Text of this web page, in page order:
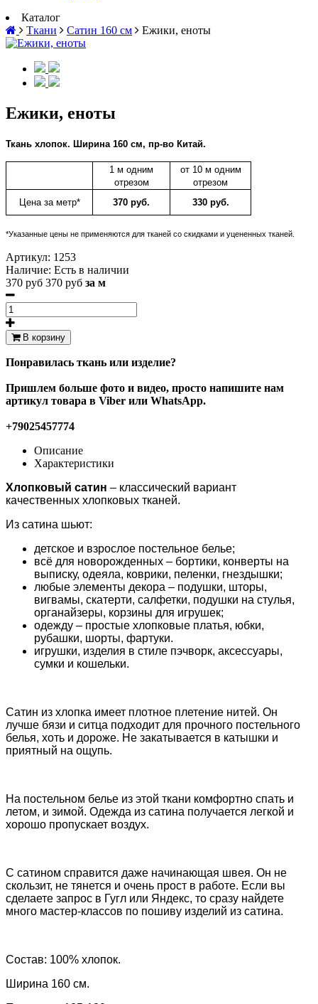
Каталог
Ткани
Сатин 160 см Ежики, еноты
Ежики, еноты
Ткань хлопок. Ширина 160 см, пр-во Китай.
1 м одним
отрезом
от 10 м одним
отрезом
Цена за метр*
370 руб. 330 руб.
*Указанные цены не применяются для тканей со скидками и уцененных тканей.
Артикул: 1253
Наличие: Есть в наличии
370 руб 370 руб за м
В корзину
Понравилась ткань или изделие?
Пришлем больше фото и видео, просто напишите нам
артикул товара в Viber или WhatsApp.
+79025457774
Описание
Характеристики
Хлопковый сатин – классический вариант
качественных хлопковых тканей.
Из сатина шьют:
детское и взрослое постельное белье;
всё для новорожденных – бортики, конверты на
выписку, одеяла, коврики, пеленки, гнездышки;
любые элементы декора – подушки, шторы,
вигвамы, скатерти, салфетки, подушки на стулья,
органайзеры, корзины для игрушек;
одежду – простые хлопковые платья, юбки,
рубашки, шорты, фартуки.
игрушки, изделия в стиле пэчворк, аксессуары,
сумки и кошельки.
Сатин из хлопка имеет плотное плетение нитей. Он
лучше бязи и ситца подходит для прочного постельного
белья, хоть и дороже. Не закатывается в катышки и
приятный на ощупь.
На постельном белье из этой ткани комфортно спать и
летом, и зимой. Одежда из сатина получается легкой и
хорошо пропускает воздух.
С сатином справится даже начинающая швея. Он не
скользит, не тянется и очень прост в работе. Если вы
сделаете запрос в Гугл или Яндекс, то сразу найдете
много мастер-классов по пошиву изделий из сатина.
Состав: 100% хлопок.
Ширина 160 см.